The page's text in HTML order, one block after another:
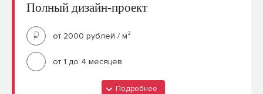
Полный дизайн-проект
Подробнее
от 2000 рублей / м²
от 1 до 4 месяцев